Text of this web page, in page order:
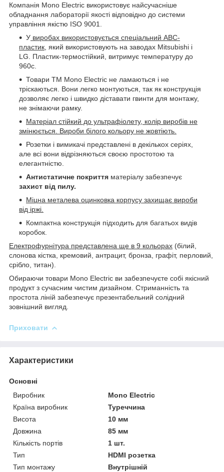
Компанія Mono Electric використовує найсучасніше
обладнання лабораторії якості відповідно до системи
управління якістю ISO 9001.
У виробах використовується спеціальний АВС-
пластик, який використовують на заводах Mitsubishi і
LG. Пластик-термостійкий, витримує температуру до
960с.
Товари ТМ Mono Electric не ламаються і не
тріскаються. Вони легко монтуються, так як конструкція
дозволяє легко і швидко діставати гвинти для монтажу,
не знімаючи рамку.
Матеріал стійкий до ультрафіолету, колір виробів не
змінюється. Вироби білого кольору не жовтіють.
Розетки і вимикачі представлені в декількох серіях,
але всі вони відрізняються своєю простотою та
елегантністю.
Антистатичне покриття матеріалу забезпечує
захист від пилу.
Міцна металева оцинковка корпусу захищає вироби
від іржі.
Компактна конструкція підходить для багатьох видів
коробок.
Електрофурнітура представлена ще в 9 кольорах (білий,
слонова кістка, кремовий, антрацит, бронза, графіт, перловий,
срібло, титан).
Обираючи товари Mono Electric ви забезпечуєте собі якісний
продукт з сучасним чистим дизайном. Стриманність та
простота ліній забезпечує презентабельний солідний
зовнішний вигляд.
Приховати
Характеристики
Основні
Виробник
Mono Electric
Країна виробник
Туреччина
Висота
10 мм
Довжина
85 мм
Кількість портів
1 шт.
Тип
HDMI розетка
Тип монтажу
Внутрішній